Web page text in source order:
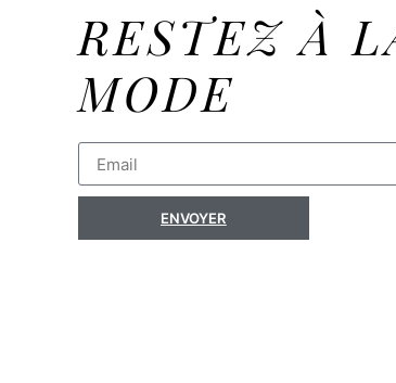
RESTEZ À
MODE
ENVOYER